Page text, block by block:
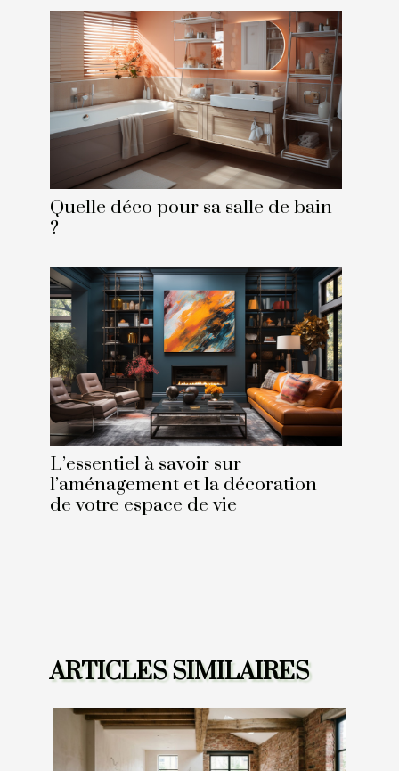
Quelle déco pour sa salle de bain
?
L’essentiel à savoir sur
l’aménagement et la décoration
de votre espace de vie
ARTICLES SIMILAIRES